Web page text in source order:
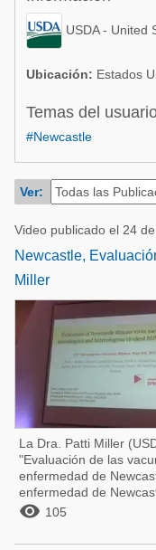
Acuacultura
Micotoxinas
Avicultura
Porcicultura
Lechería
Comunidades en
Lechería
USDA - United
Ubicación: Estados
Temas del
#Newcastle
Ver:
Video publicado el 24
Newcastle,
Miller
La Dra. Patti Miller
"Evaluación de las
enfermedad de
enfermedad de
 105